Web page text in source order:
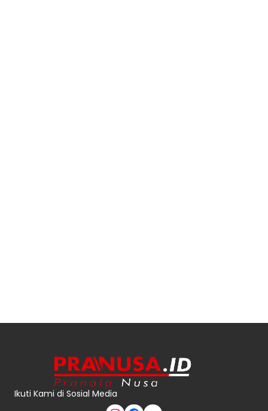
Ikuti Kami di Sosial Media